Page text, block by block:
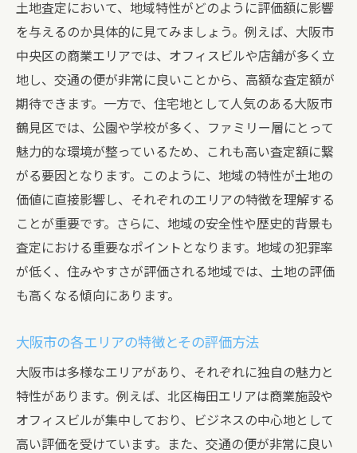
土地査定において、地域特性がどのように評価額に影響
を与えるのか具体的に見てみましょう。例えば、大阪市
中央区の商業エリアでは、オフィスビルや店舗が多く立
地し、交通の便が非常に良いことから、高額な査定額が
期待できます。一方で、住宅地として人気のある大阪市
鶴見区では、公園や学校が多く、ファミリー層にとって
魅力的な環境が整っているため、これも高い査定額に繋
がる要因となります。このように、地域の特性が土地の
価値に直接影響し、それぞれのエリアの特徴を理解する
ことが重要です。さらに、地域の安全性や歴史的背景も
査定における重要なポイントとなります。地域の犯罪率
が低く、住みやすさが評価される地域では、土地の評価
も高くなる傾向にあります。
大阪市の各エリアの特徴とその評価方法
大阪市は多様なエリアがあり、それぞれに独自の魅力と
特性があります。例えば、北区梅田エリアは商業施設や
オフィスビルが集中しており、ビジネスの中心地として
高い評価を受けています。また、交通の便が非常に良い